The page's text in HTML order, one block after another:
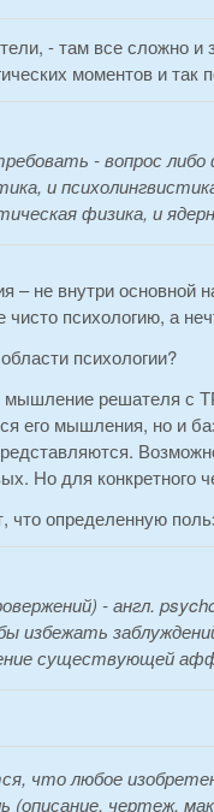
- там все сложно
моментов и так
- вопрос
и
физика, и
– не внутри основной
чисто психологию, а
психологии?
мышление решателя с
его мышления, но и
Но для конкретного
определенную
- англ.
избежать
существующей
что любое
чертеж,